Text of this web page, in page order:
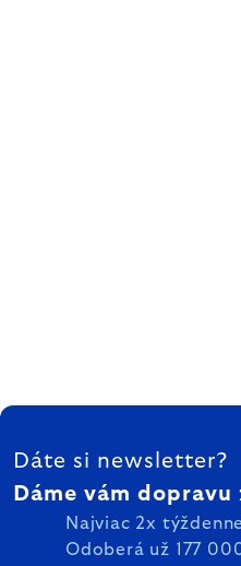
ZÁPÄTIE
Dáte si newsletter?
Dáme vám dopravu
Najviac 2x týždenne
Odoberá už 177